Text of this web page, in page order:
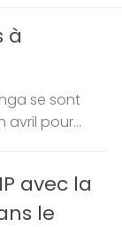
à
se sont
avril pour...
avec la
le